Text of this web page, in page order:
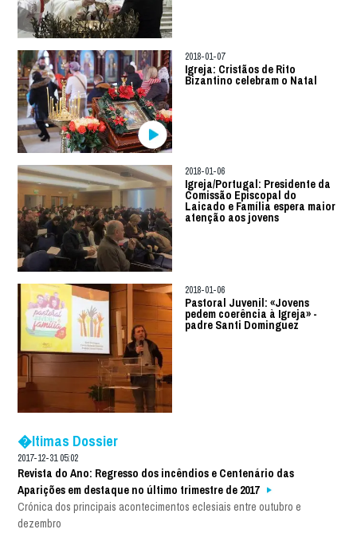
2018-01-07
Igreja: Cristãos de Rito
Bizantino celebram o Natal
2018-01-06
Igreja/Portugal: Presidente da
Comissão Episcopal do
Laicado e Família espera maior
atenção aos jovens
2018-01-06
Pastoral Juvenil: «Jovens
pedem coerência à Igreja» -
padre Santi Dominguez
�ltimas Dossier
2017-12-31 05:02
Revista do Ano: Regresso dos incêndios e Centenário das
Aparições em destaque no último trimestre de 2017
Crónica dos principais acontecimentos eclesiais entre outubro e
dezembro